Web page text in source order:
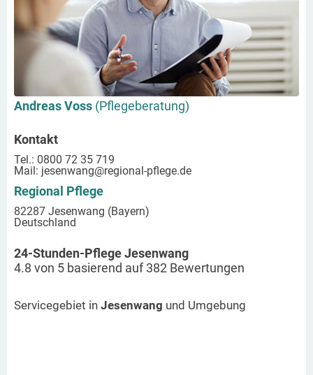
Andreas Voss (Pflegeberatung)
Kontakt
Tel.: 0800 72 35 719
Mail: jesenwang@regional-pflege.de
Regional Pflege
82287 Jesenwang (Bayern)
Deutschland
24-Stunden-Pflege Jesenwang
4.8 von 5 basierend auf382 Bewertungen
Servicegebiet in Jesenwang und Umgebung